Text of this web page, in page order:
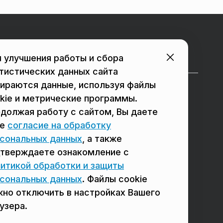
в Подольске в Люберцах
в Мытищах в Красногорске
в Реутове в Королёве
в Балашихе в Домодедово
в Сергиевом Посаде в Щёлково
улучшения работы и сбора
данных сайта
данные, используя файлы
и метрические программы.
работу с сайтом, Вы даете
согласие на обработку
данных , а также
ознакомление с
обработки и защиты
данных. Файлы cookie
отключить в настройках Вашего